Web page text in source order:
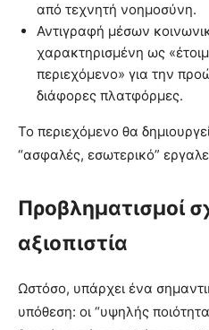
από τεχνητή νοημοσύνη.
Αντιγραφή μέσων
χαρακτηρισμένη ως
περιεχόμενο» για την
διάφορες πλατφόρμες.
Το περιεχόμενο θα
“ασφαλές, εσωτερικό”
Προβληματισμοί
αξιοπιστία
Ωστόσο, υπάρχει ένα
υπόθεση: οι “υψηλής